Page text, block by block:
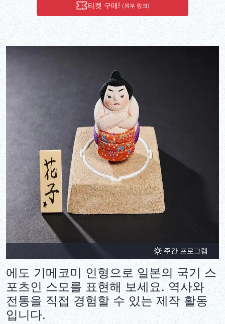
숨겨진 역사를 경험해 보세요.티켓 구매! (외부 링크)
주간 프로그램
에도 기메코미 인형으로 일본의 국기 스
포츠인 스모를 표현해 보세요. 역사와
전통을 직접 경험할 수 있는 제작 활동
입니다.